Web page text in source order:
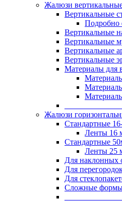
Жалюзи
Вертикальные
Подробно
Вертикальные
Вертикальные
Вертикальные
Вертикальные
Материалы для
Жалюзи
Стандартные
Ленты 16
Стандартные
Ленты 25
Для наклонных
Для
Для
Сложные